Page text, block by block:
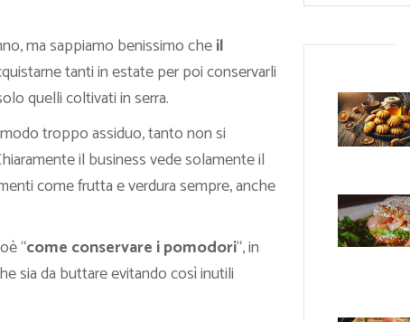
ma sappiamo benissimo cheil
tanti in estate per poi conservarli
quelli coltivati in serra.
troppo assiduo, tanto non si
il business vede solamente il
come frutta e verdura sempre, anche
“come conservare i pomodori“, in
sia da buttare evitando così inutili